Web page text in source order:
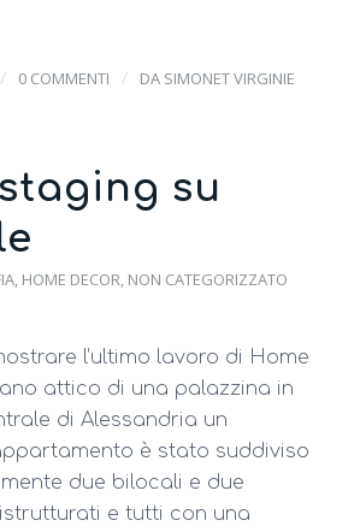
/ 0 COMMENTI / DA SIMONET VIRGINIE
su
, HOME DECOR, NON CATEGORIZZATO
l’ultimo lavoro di Home
attico di una palazzina in
di Alessandria un
è stato suddiviso
due bilocali e due
e tutti con una